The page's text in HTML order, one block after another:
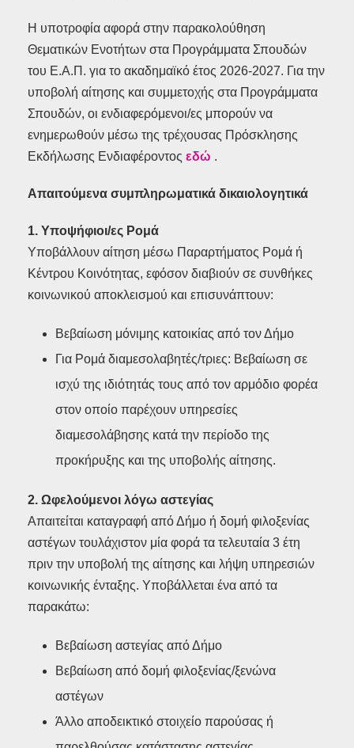
Η υποτροφία αφορά στην παρακολούθηση
Θεματικών Ενοτήτων στα Προγράμματα Σπουδών
του Ε.Α.Π. για το ακαδημαϊκό έτος 2026-2027. Για την
υποβολή αίτησης και συμμετοχής στα Προγράμματα
Σπουδών, οι ενδιαφερόμενοι/ες μπορούν να
ενημερωθούν μέσω της τρέχουσας Πρόσκλησης
Εκδήλωσης Ενδιαφέροντος εδώ .
Απαιτούμενα συμπληρωματικά δικαιολογητικά
1. Υποψήφιοι/ες Ρομά
Υποβάλλουν αίτηση μέσω Παραρτήματος Ρομά ή
Κέντρου Κοινότητας, εφόσον διαβιούν σε συνθήκες
κοινωνικού αποκλεισμού και επισυνάπτουν:
Βεβαίωση μόνιμης κατοικίας από τον Δήμο
Για Ρομά διαμεσολαβητές/τριες: Βεβαίωση σε
ισχύ της ιδιότητάς τους από τον αρμόδιο φορέα
στον οποίο παρέχουν υπηρεσίες
διαμεσολάβησης κατά την περίοδο της
προκήρυξης και της υποβολής αίτησης.
2. Ωφελούμενοι λόγω αστεγίας
Απαιτείται καταγραφή από Δήμο ή δομή φιλοξενίας
αστέγων τουλάχιστον μία φορά τα τελευταία 3 έτη
πριν την υποβολή της αίτησης και λήψη υπηρεσιών
κοινωνικής ένταξης. Υποβάλλεται ένα από τα
παρακάτω:
Βεβαίωση αστεγίας από Δήμο
Βεβαίωση από δομή φιλοξενίας/ξενώνα
αστέγων
Άλλο αποδεικτικό στοιχείο παρούσας ή